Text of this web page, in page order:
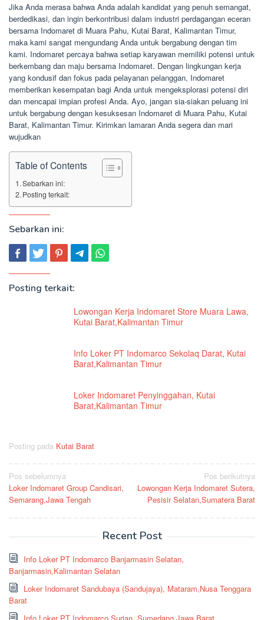
Jika Anda merasa bahwa Anda adalah kandidat yang penuh semangat,
berdedikasi, dan ingin berkontribusi dalam industri perdagangan eceran
bersama Indomaret di Muara Pahu, Kutai Barat, Kalimantan Timur,
maka kami sangat mengundang Anda untuk bergabung dengan tim
kami. Indomaret percaya bahwa setiap karyawan memiliki potensi untuk
berkembang dan maju bersama Indomaret. Dengan lingkungan kerja
yang kondusif dan fokus pada pelayanan pelanggan, Indomaret
memberikan kesempatan bagi Anda untuk mengeksplorasi potensi diri
dan mencapai impian profesi Anda. Ayo, jangan sia-siakan peluang ini
untuk bergabung dengan kesuksesan Indomaret di Muara Pahu, Kutai
Barat, Kalimantan Timur. Kirimkan lamaran Anda segera dan mari
wujudkan
Table of Contents
Sebarkan ini:
Posting terkait:
Sebarkan ini:
Posting terkait:
Lowongan Kerja Indomaret Store Muara Lawa,
Kutai Barat,Kalimantan Timur
Info Loker PT Indomarco Sekolaq Darat, Kutai
Barat,Kalimantan Timur
Loker Indomaret Penyinggahan, Kutai
Barat,Kalimantan Timur
Posting pada Kutai Barat
Navigasi
pos
Pos sebelumnya
Loker Indomaret Group Candisari,
Semarang,Jawa Tengah
Pos berikutnya
Lowongan Kerja Indomaret Sutera,
Pesisir Selatan,Sumatera Barat
Recent Post
Info Loker PT Indomarco Banjarmasin Selatan,
Banjarmasin,Kalimantan Selatan
Loker Indomaret Sandubaya (Sandujaya), Mataram,Nusa Tenggara
Barat